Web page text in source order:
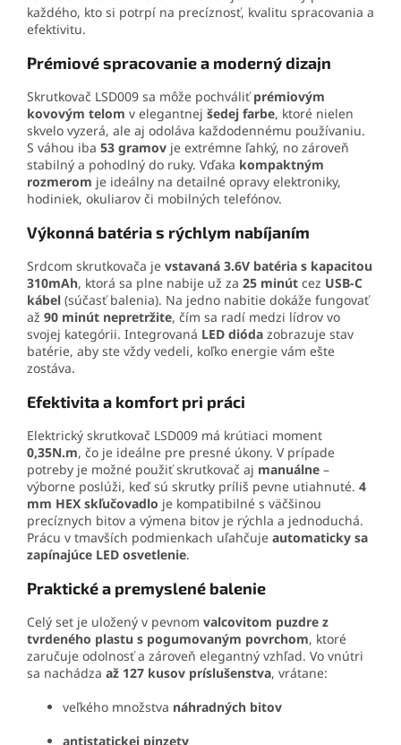
každého, kto si potrpí na precíznosť, kvalitu spracovania a
efektivitu.
Prémiové spracovanie a moderný dizajn
Skrutkovač LSD009 sa môže pochváliťprémiovým
kovovým telom v elegantnej šedej farbe, ktoré nielen
skvelo vyzerá, ale aj odoláva každodennému používaniu.
S váhou iba 53 gramov je extrémne ľahký, no zároveň
stabilný a pohodlný do ruky. Vďaka kompaktným
rozmerom je ideálny na detailné opravy elektroniky,
hodiniek, okuliarov či mobilných telefónov.
Výkonná batéria s rýchlym nabíjaním
Srdcom skrutkovača je vstavaná 3.6V batéria s kapacitou
310mAh, ktorá sa plne nabije už za 25 minút cez USB-C
kábel (súčasť balenia). Na jedno nabitie dokáže fungovať
až 90 minút nepretržite, čím sa radí medzi lídrov vo
svojej kategórii. Integrovaná LED dióda zobrazuje stav
batérie, aby ste vždy vedeli, koľko energie vám ešte
zostáva.
Efektivita a komfort pri práci
Elektrický skrutkovač LSD009 má krútiaci moment
0,35N.m, čo je ideálne pre presné úkony. V prípade
potreby je možné použiť skrutkovač aj manuálne –
výborne poslúži, keď sú skrutky príliš pevne utiahnuté. 4
mm HEX skľučovadlo je kompatibilné s väčšinou
precíznych bitov a výmena bitov je rýchla a jednoduchá.
Prácu v tmavších podmienkach uľahčuje automaticky sa
zapínajúce LED osvetlenie.
Praktické a premyslené balenie
Celý set je uložený v pevnom valcovitom puzdre z
tvrdeného plastu s pogumovaným povrchom, ktoré
zaručuje odolnosť a zároveň elegantný vzhľad. Vo vnútri
sa nachádza až 127 kusov príslušenstva, vrátane:
veľkého množstva náhradných bitov
antistatickej pinzety